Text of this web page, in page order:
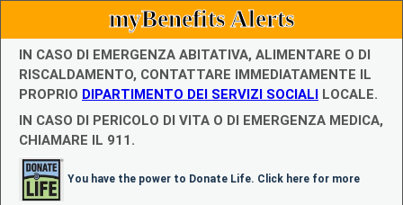
myBenefits Alerts
IN CASO DI EMERGENZA ABITATIVA, ALIMENTARE O DI
RISCALDAMENTO, CONTATTARE IMMEDIATAMENTE IL
PROPRIO DIPARTIMENTO DEI SERVIZI SOCIALI LOCALE.
IN CASO DI PERICOLO DI VITA O DI EMERGENZA MEDICA,
CHIAMARE IL 911.
You have the power to Donate Life. Click here for more